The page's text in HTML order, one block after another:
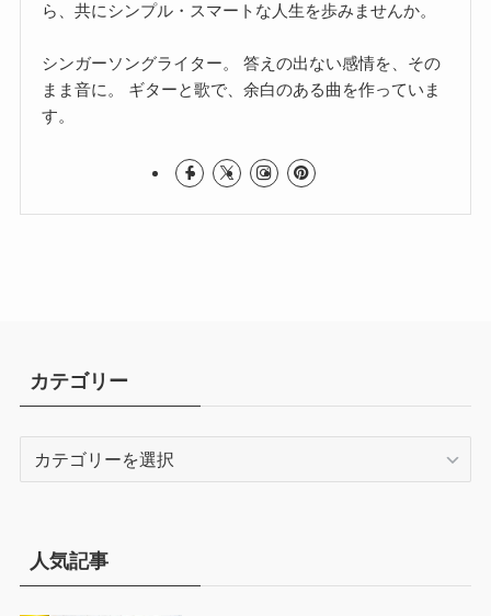
ら、共にシンプル・スマートな人生を歩みませんか。
シンガーソングライター。 答えの出ない感情を、その
まま音に。 ギターと歌で、余白のある曲を作っていま
す。
カテゴリー
人気記事